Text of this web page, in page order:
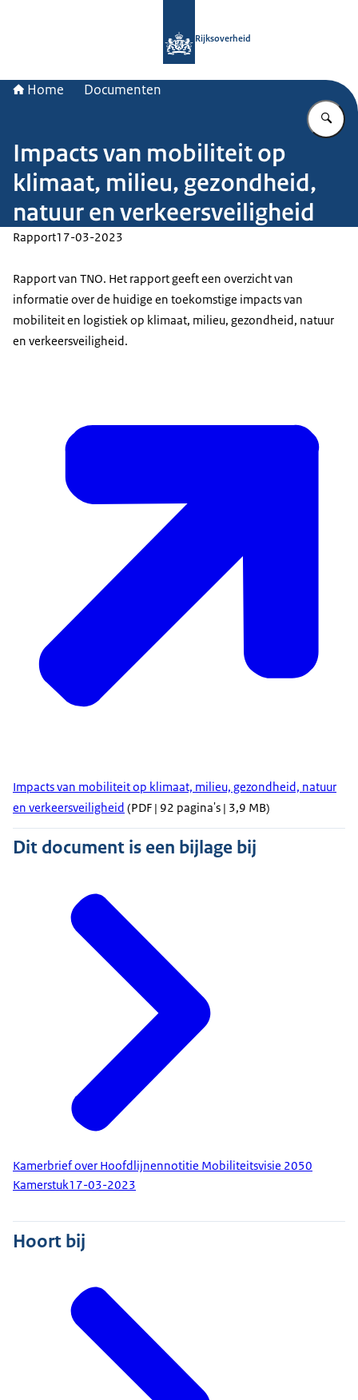
Rijksoverheid
Home Documenten
Impacts van mobiliteit op
klimaat, milieu, gezondheid,
natuur en verkeersveiligheid
Rapport17-03-2023
Rapport van TNO. Het rapport geeft een overzicht van
informatie over de huidige en toekomstige impacts van
mobiliteit en logistiek op klimaat, milieu, gezondheid, natuur
en verkeersveiligheid.
Impacts van mobiliteit op klimaat, milieu, gezondheid, natuur
en verkeersveiligheid (PDF | 92 pagina's | 3,9 MB)
Dit document is een bijlage bij
Kamerbrief over Hoofdlijnennotitie Mobiliteitsvisie 2050
Kamerstuk17-03-2023
Hoort bij